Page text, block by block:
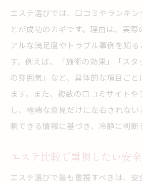
エステ選びでは、口コミやランキ
とが成功のカギです。理由は、実際
アルな満足度やトラブル事例を知
す。例えば、「施術の効果」「ス
の雰囲気」など、具体的な項目ご
ます。また、複数の口コミサイト
し、極端な意見だけに左右されな
頼できる情報に基づき、冷静に判断
エステ比較で重視したい安
エステ選びで最も重視すべきは、安